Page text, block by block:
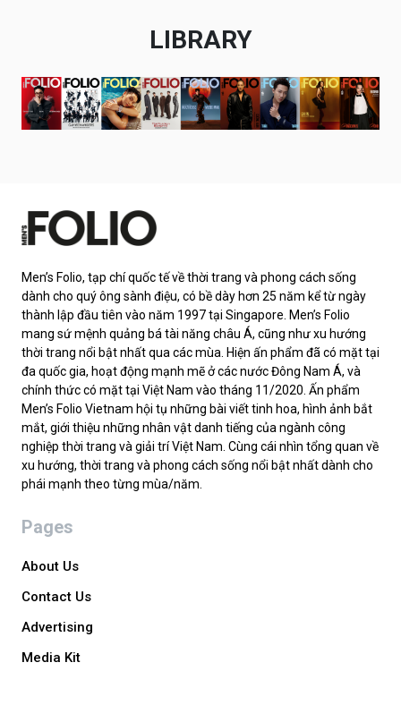
LIBRARY
Men’s Folio, tạp chí quốc tế về thời trang và phong cách sống
dành cho quý ông sành điệu, có bề dày hơn 25 năm kể từ ngày
thành lập đầu tiên vào năm 1997 tại Singapore. Men’s Folio
mang sứ mệnh quảng bá tài năng châu Á, cũng như xu hướng
thời trang nổi bật nhất qua các mùa. Hiện ấn phẩm đã có mặt tại
đa quốc gia, hoạt động mạnh mẽ ở các nước Đông Nam Á, và
chính thức có mặt tại Việt Nam vào tháng 11/2020. Ấn phẩm
Men’s Folio Vietnam hội tụ những bài viết tinh hoa, hình ảnh bắt
mắt, giới thiệu những nhân vật danh tiếng của ngành công
nghiệp thời trang và giải trí Việt Nam. Cùng cái nhìn tổng quan về
xu hướng, thời trang và phong cách sống nổi bật nhất dành cho
phái mạnh theo từng mùa/năm.
Pages
About Us
Contact Us
Advertising
Media Kit